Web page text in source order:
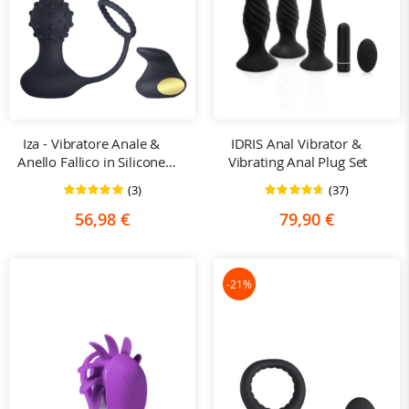
Iza - Vibratore Anale &
Anello Fallico in Silicone
con Telecomando
Valutazione:
(3)
56,98 €
IDRIS Anal Vibrator &
Vibrating Anal Plug Set
Valutazione:
(37)
79,90 €
-21%